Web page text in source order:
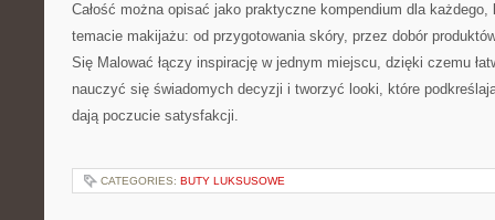
Całość można opisać jako praktyczne kompendium dla
temacie makijażu: od przygotowania skóry, przez dobór
Się Malować łączy inspirację w jednym miejscu, dzięki czemu
nauczyć się świadomych decyzji i tworzyć looki, które
dają poczucie satysfakcji.
CATEGORIES: BUTY LUKSUSOWE